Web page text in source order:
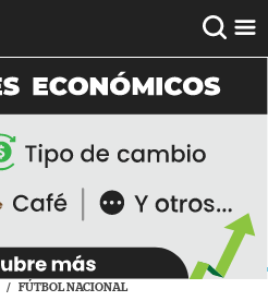
/ FÚTBOL NACIONAL